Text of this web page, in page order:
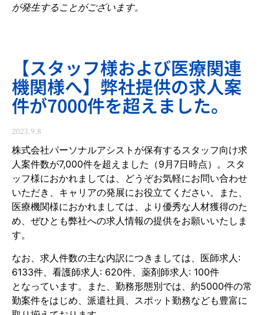
が発生することがございます。
【スタッフ様および医療関連
機関様へ】弊社提供の求人案
件が7000件を超えました。
2023.9.8
株式会社パーソナルアシストが保有するスタッフ向け求
人案件数が7,000件を超えました（9月7日時点）。スタ
ッフ様におかれましては、どうぞお気軽にお問い合わせ
いただき、キャリアの発展にお役立てください。また、
医療機関様におかれましては、より優秀な人材獲得のた
め、ぜひとも弊社への求人情報の提供をお願いいたしま
す。
なお、求人件数の主な内訳につきましては、医師求人:
6133件、看護師求人: 620件、薬剤師求人: 100件
となっています。また、勤務形態別では、約5000件の常
勤案件をはじめ、派遣社員、スポット勤務なども豊富に